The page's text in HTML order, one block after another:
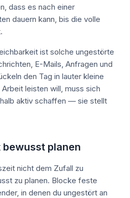
dass es nach einer
dauern kann, bis die volle
ist solche ungestörte
E-Mails, Anfragen und
den Tag in lauter kleine
leisten will, muss sich
aktiv schaffen — sie stellt
bewusst planen
nicht dem Zufall zu
zu planen. Blocke feste
in denen du ungestört an